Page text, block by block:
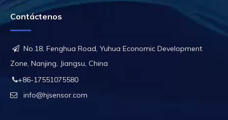
Contáctenos
 No.18, Fenghua Road, Yuhua Economic Development
Zone, Nanjing, Jiangsu, China
+86-17551075580
 info@hjsensor.com